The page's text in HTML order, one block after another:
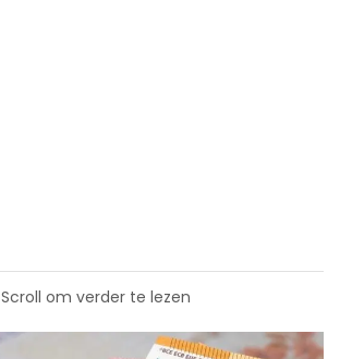
Scroll om verder te lezen